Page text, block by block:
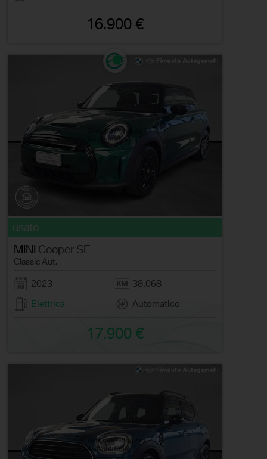
16.900 €
usato
MINI Cooper SE
Classic Aut.
2023
38.068
Elettrica
Automatico
17.900 €